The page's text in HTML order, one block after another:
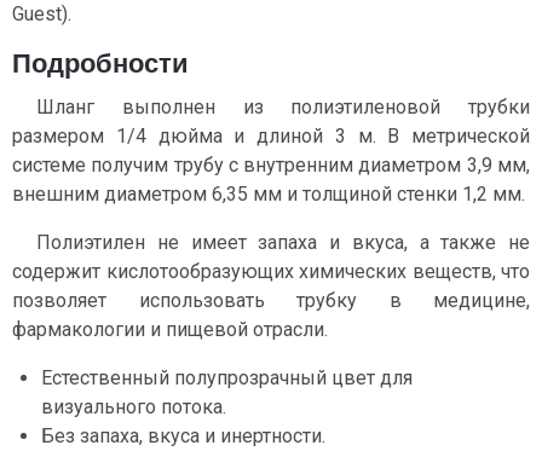
Guest).
Подробности
Шланг выполнен из полиэтиленовой трубки
размером 1/4 дюйма и длиной 3 м. В метрической
системе получим трубу с внутренним диаметром 3,9 мм,
внешним диаметром 6,35 мм и толщиной стенки 1,2 мм.
Полиэтилен не имеет запаха и вкуса, а также не
содержит кислотообразующих химических веществ, что
позволяет использовать трубку в медицине,
фармакологии и пищевой отрасли.
Естественный полупрозрачный цвет для
визуального потока.
Без запаха, вкуса и инертности.